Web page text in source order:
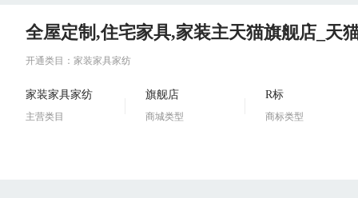
全屋定制,住宅家具,家装主天猫旗舰店_天
开通类目：家装家具家纺
家装家具家纺
主营类目
旗舰店
商城类型
R标
商标类型